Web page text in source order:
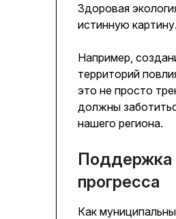
Здоровая
истинную картину.
Например,
территорий
это не просто
должны
нашего региона.
Поддержка
прогресса
Как